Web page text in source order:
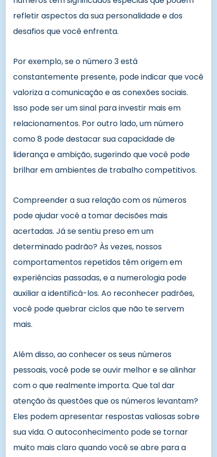
refletir aspectos da sua personalidade e dos
desafios que você enfrenta.
Por exemplo, se o número 3 está
constantemente presente, pode indicar que você
valoriza a comunicação e as conexões sociais.
Isso pode ser um sinal para investir mais em
relacionamentos. Por outro lado, um número
como 8 pode destacar sua capacidade de
liderança e ambição, sugerindo que você pode
brilhar em ambientes de trabalho competitivos.
Compreender a sua relação com os números
pode ajudar você a tomar decisões mais
acertadas. Já se sentiu preso em um
determinado padrão? Às vezes, nossos
comportamentos repetidos têm origem em
experiências passadas, e a numerologia pode
auxiliar a identificá-los. Ao reconhecer padrões,
você pode quebrar ciclos que não te servem
mais.
Além disso, ao conhecer os seus números
pessoais, você pode se ouvir melhor e se alinhar
com o que realmente importa. Que tal dar
atenção às questões que os números levantam?
Eles podem apresentar respostas valiosas sobre
sua vida. O autoconhecimento pode se tornar
muito mais claro quando você se abre para a